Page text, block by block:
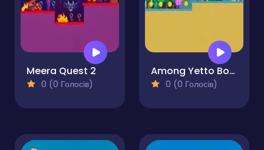
Meera Quest 2
0 (0 Голосів)
Among Yetto Bots
0 (0 Голосів)